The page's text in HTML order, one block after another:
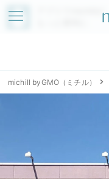
アプリでmichillが
michill byGMO（ミチル）